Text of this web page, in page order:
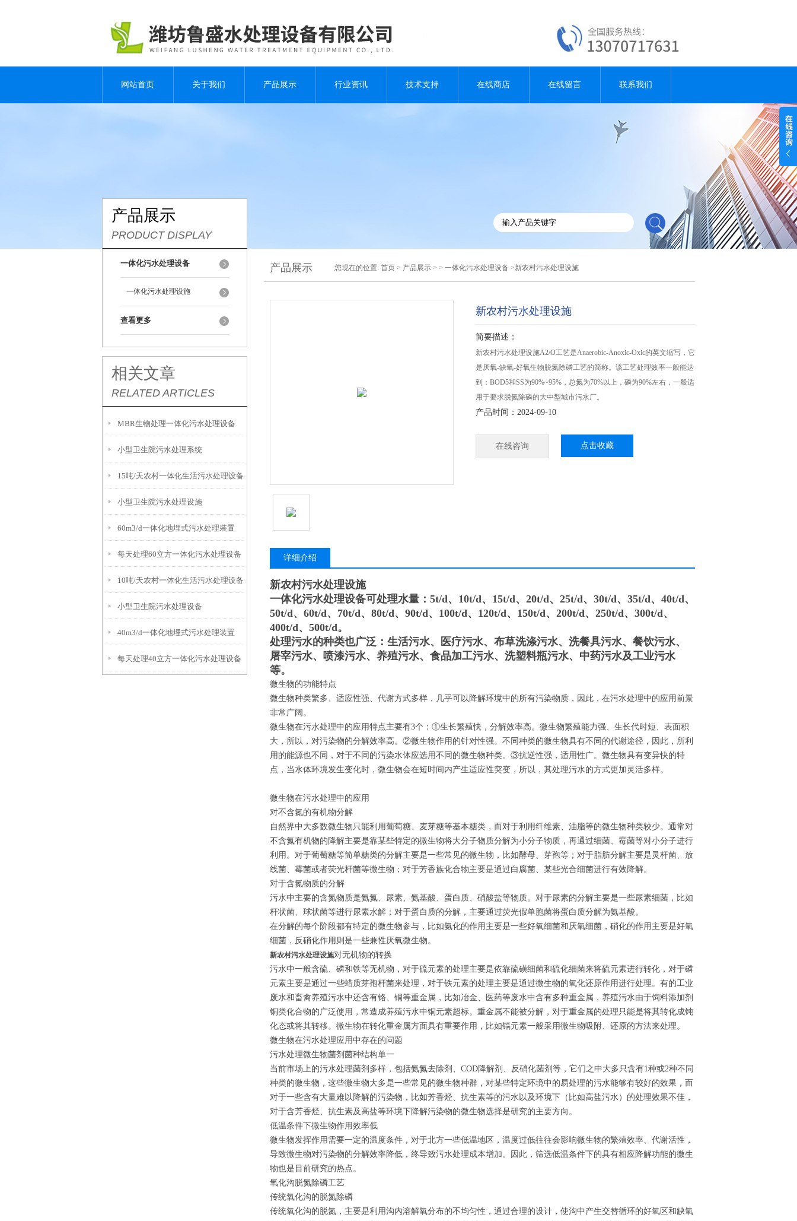
网站首页 关于我们 产品展示 行业资讯 技术支持 在线商店 在线留言 联系我们
产品展示
PRODUCT DISPLAY
一体化污水处理设备
一体化污水处理设施
查看更多
相关文章
RELATED ARTICLES
MBR生物处理一体化污水处理设备
小型卫生院污水处理系统
15吨/天农村一体化生活污水处理设备
小型卫生院污水处理设施
60m3/d一体化地埋式污水处理装置
每天处理60立方一体化污水处理设备
10吨/天农村一体化生活污水处理设备
小型卫生院污水处理设备
40m3/d一体化地埋式污水处理装置
每天处理40立方一体化污水处理设备
产品展示 您现在的位置: 首页 > 产品展示 > > 一体化污水处理设备 >新农村污水处理设施
新农村污水处理设施
简要描述：
新农村污水处理设施A2/O工艺是Anaerobic-Anoxic-Oxic的英文缩写，它
是厌氧-缺氧-好氧生物脱氮除磷工艺的简称。该工艺处理效率一般能达
到：BOD5和SS为90%~95%，总氮为70%以上，磷为90%左右，一般适
用于要求脱氮除磷的大中型城市污水厂。
产品时间：2024-09-10
在线咨询 点击收藏
详细介绍
新农村污水处理设施
一体化污水处理设备可处理水量：5t/d、10t/d、15t/d、20t/d、25t/d、30t/d、35t/d、40t/d、
50t/d、60t/d、70t/d、80t/d、90t/d、100t/d、120t/d、150t/d、200t/d、250t/d、300t/d、
400t/d、500t/d。
处理污水的种类也广泛：生活污水、医疗污水、布草洗涤污水、洗餐具污水、餐饮污水、
屠宰污水、喷漆污水、养殖污水、食品加工污水、洗塑料瓶污水、中药污水及工业污水
等。
微生物的功能特点
微生物种类繁多、适应性强、代谢方式多样，几乎可以降解环境中的所有污染物质，因此，在污水处理中的应用前景
非常广阔。
微生物在污水处理中的应用特点主要有3个：①生长繁殖快，分解效率高。微生物繁殖能力强、生长代时短、表面积
大，所以，对污染物的分解效率高。②微生物作用的针对性强。不同种类的微生物具有不同的代谢途径，因此，所利
用的能源也不同，对于不同的污染水体应选用不同的微生物种类。③抗逆性强，适用性广。微生物具有变异快的特
点，当水体环境发生变化时，微生物会在短时间内产生适应性突变，所以，其处理污水的方式更加灵活多样。
微生物在污水处理中的应用
对不含氮的有机物分解
自然界中大多数微生物只能利用葡萄糖、麦芽糖等基本糖类，而对于利用纤维素、油脂等的微生物种类较少。通常对
不含氮有机物的降解主要是靠某些特定的微生物将大分子物质分解为小分子物质，再通过细菌、霉菌等对小分子进行
利用。对于葡萄糖等简单糖类的分解主要是一些常见的微生物，比如酵母、芽孢等；对于脂肪分解主要是灵杆菌、放
线菌、霉菌或者荧光杆菌等微生物；对于芳香族化合物主要是通过白腐菌、某些光合细菌进行有效降解。
对于含氮物质的分解
污水中主要的含氮物质是氨氮、尿素、氨基酸、蛋白质、硝酸盐等物质。对于尿素的分解主要是一些尿素细菌，比如
杆状菌、球状菌等进行尿素水解；对于蛋白质的分解，主要通过荧光假单胞菌将蛋白质分解为氨基酸。
在分解的每个阶段都有特定的微生物参与，比如氨化的作用主要是一些好氧细菌和厌氧细菌，硝化的作用主要是好氧
细菌，反硝化作用则是一些兼性厌氧微生物。
新农村污水处理设施对无机物的转换
污水中一般含硫、磷和铁等无机物，对于硫元素的处理主要是依靠硫磺细菌和硫化细菌来将硫元素进行转化，对于磷
元素主要是通过一些蜡质芽孢杆菌来处理，对于铁元素的处理主要是通过微生物的氧化还原作用进行处理。有的工业
废水和畜禽养殖污水中还含有铬、铜等重金属，比如冶金、医药等废水中含有多种重金属，养殖污水由于饲料添加剂
铜类化合物的广泛使用，常造成养殖污水中铜元素超标。重金属不能被分解，对于重金属的处理只能是将其转化成钝
化态或将其转移。微生物在转化重金属方面具有重要作用，比如镉元素一般采用微生物吸附、还原的方法来处理。
微生物在污水处理应用中存在的问题
污水处理微生物菌剂菌种结构单一
当前市场上的污水处理菌剂多样，包括氨氮去除剂、COD降解剂、反硝化菌剂等，它们之中大多只含有1种或2种不同
种类的微生物，这些微生物大多是一些常见的微生物种群，对某些特定环境中的易处理的污水能够有较好的效果，而
对于一些含有大量难以降解的污染物，比如芳香烃、抗生素等的污水以及环境下（比如高盐污水）的处理效果不佳，
对于含芳香烃、抗生素及高盐等环境下降解污染物的微生物选择是研究的主要方向。
低温条件下微生物作用效率低
微生物发挥作用需要一定的温度条件，对于北方一些低温地区，温度过低往往会影响微生物的繁殖效率、代谢活性，
导致微生物对污染物的分解效率降低，终导致污水处理成本增加。因此，筛选低温条件下的具有相应降解功能的微生
物也是目前研究的热点。
氧化沟脱氮除磷工艺
传统氧化沟的脱氮除磷
传统氧化沟的脱氮，主要是利用沟内溶解氧分布的不均匀性，通过合理的设计，使沟中产生交替循环的好氧区和缺氧